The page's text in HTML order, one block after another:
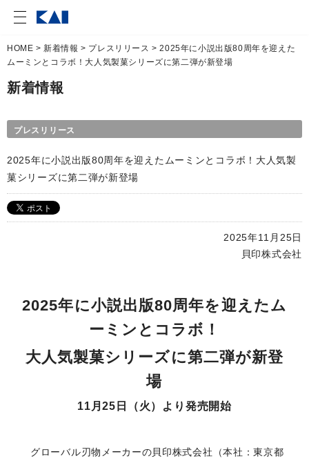
HOME >新着情報 > プレスリリース > 2025年に小説出版80周年を迎えた
ムーミンとコラボ！大人気製菓シリーズに第二弾が新登場
新着情報
プレスリリース
2025年に小説出版80周年を迎えたムーミンとコラボ！大人気製
菓シリーズに第二弾が新登場
2025年11月25日
貝印株式会社
2025年に小説出版80周年を迎えたム
ーミンとコラボ！
大人気製菓シリーズに第二弾が新登
場
11月25日（火）より発売開始
グローバル刃物メーカーの貝印株式会社（本社：東京都